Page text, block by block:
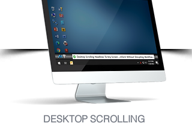
DESKTOP SCROLLING